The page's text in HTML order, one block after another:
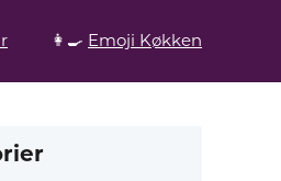
👩‍🍳 Emoji Køkken